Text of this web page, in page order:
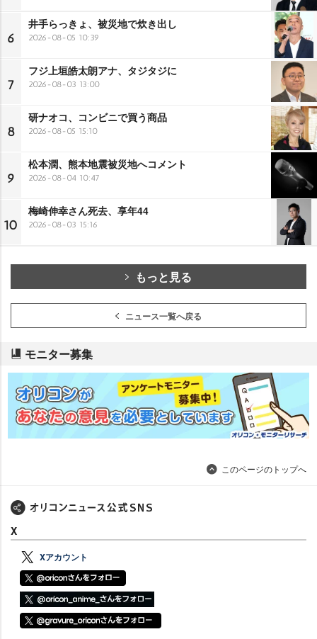
6
井手らっきょ、被災地で炊き出し
2026-08-05 10:39
7
フジ上垣皓太朗アナ、タジタジに
2026-08-03 13:00
8
研ナオコ、コンビニで買う商品
2026-08-05 15:10
9
松本潤、熊本地震被災地へコメント
2026-08-04 10:47
10
梅崎伸幸さん死去、享年44
2026-08-03 15:16
もっと見る
ニュース一覧へ戻る
モニター募集
このページのトップへ
X
Xアカウント